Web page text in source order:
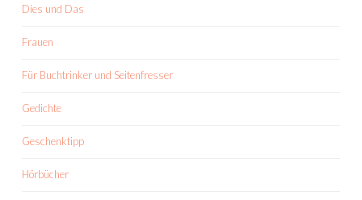
Dies und Das
Frauen
Für Buchtrinker und Seitenfresser
Gedichte
Geschenktipp
Hörbücher